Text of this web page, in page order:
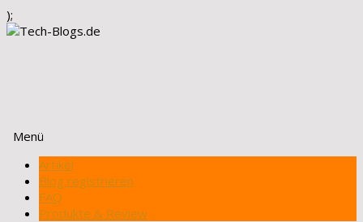
);
Menü
Zum
Inhalt
springen
Artikel
Blog registrieren
FAQ
Produkte & Review